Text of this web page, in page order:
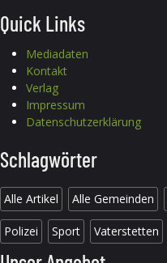
Quick Links
Mediadaten
Kontakt
Verlag
Impressum
Datenschutzerklärung
Schlagwörter
Alle Artikel Alle Gemeinden
Polizei Sport Vaterstetten